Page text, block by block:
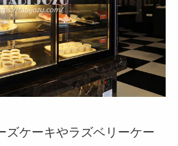
ズケーキやラズベリーケー